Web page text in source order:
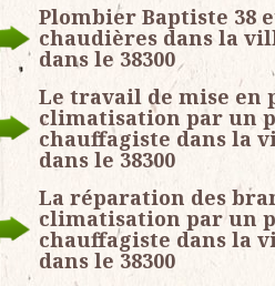
Plombier Baptiste 38
chaudières dans la
dans le 38300
Le travail de mise en
climatisation par un
chauffagiste dans la
dans le 38300
La réparation des
climatisation par un
chauffagiste dans la
dans le 38300